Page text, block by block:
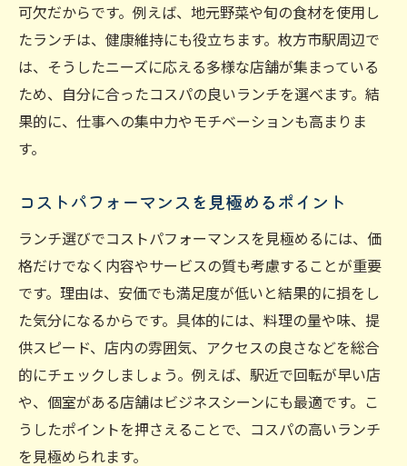
可欠だからです。例えば、地元野菜や旬の食材を使用し
たランチは、健康維持にも役立ちます。枚方市駅周辺で
は、そうしたニーズに応える多様な店舗が集まっている
ため、自分に合ったコスパの良いランチを選べます。結
果的に、仕事への集中力やモチベーションも高まりま
す。
コストパフォーマンスを見極めるポイント
ランチ選びでコストパフォーマンスを見極めるには、価
格だけでなく内容やサービスの質も考慮することが重要
です。理由は、安価でも満足度が低いと結果的に損をし
た気分になるからです。具体的には、料理の量や味、提
供スピード、店内の雰囲気、アクセスの良さなどを総合
的にチェックしましょう。例えば、駅近で回転が早い店
や、個室がある店舗はビジネスシーンにも最適です。こ
うしたポイントを押さえることで、コスパの高いランチ
を見極められます。